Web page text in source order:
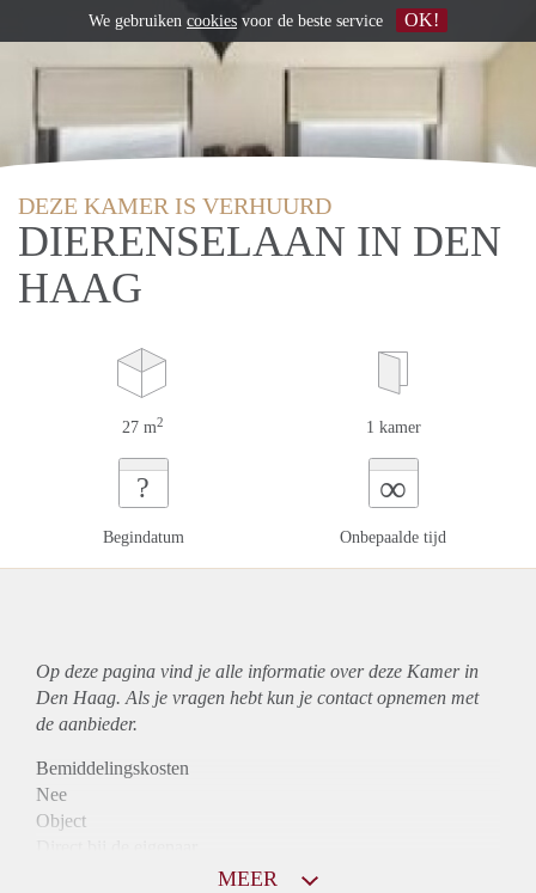
DEZE KAMER IS VERHUURD
DIERENSELAAN IN DEN
HAAG
27 m2 1 kamer
?
Begindatum
∞
Onbepaalde tijd
Op deze pagina vind je alle informatie over deze Kamer in
Den Haag. Als je vragen hebt kun je contact opnemen met
de aanbieder.
Bemiddelingskosten
Nee
Object
MEER
We gebruiken cookies voor de beste service OK!